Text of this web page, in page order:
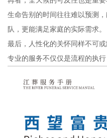
生命告别的时间往往难以预测
队，更能满足家庭的实际需求。
最后，人性化的关怀同样不可或
专业的服务不仅仅是流程的执行